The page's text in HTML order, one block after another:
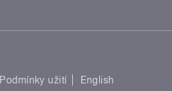
Podmínky užití
English